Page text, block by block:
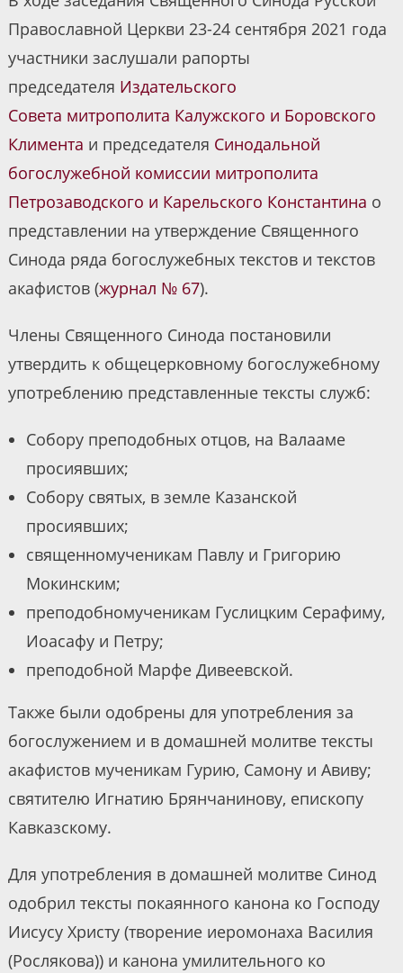
Православной Церкви 23-24 сентября 2021 года
участники заслушали рапорты
председателя Издательского
Совета митрополита Калужского и Боровского
Климента и председателя Синодальной
богослужебной комиссии митрополита
Петрозаводского и Карельского Константина о
представлении на утверждение Священного
Синода ряда богослужебных текстов и текстов
акафистов (журнал № 67).
Члены Священного Синода постановили
утвердить к общецерковному богослужебному
употреблению представленные тексты служб:
Собору преподобных отцов, на Валааме
просиявших;
Собору святых, в земле Казанской
просиявших;
священномученикам Павлу и Григорию
Мокинским;
преподобномученикам Гуслицким Серафиму,
Иоасафу и Петру;
преподобной Марфе Дивеевской.
Также были одобрены для употребления за
богослужением и в домашней молитве тексты
акафистов мученикам Гурию, Самону и Авиву;
святителю Игнатию Брянчанинову, епископу
Кавказскому.
Для употребления в домашней молитве Синод
одобрил тексты покаянного канона ко Господу
Иисусу Христу (творение иеромонаха Василия
(Рослякова)) и канона умилительного ко